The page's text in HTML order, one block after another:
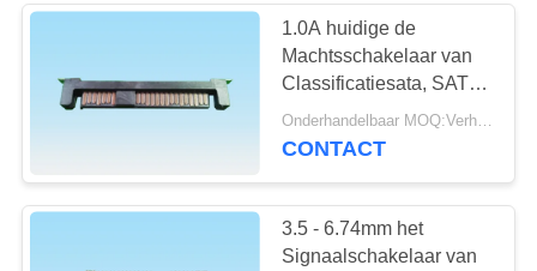
1.0A huidige de
Machtsschakelaar van
Classificatiesata, SATA-
Interfaceschakelaar voor
Medische apparatuur
Onderhandelbaar MOQ:Verhandelbaar
CONTACT
3.5 - 6.74mm het
Signaalschakelaar van